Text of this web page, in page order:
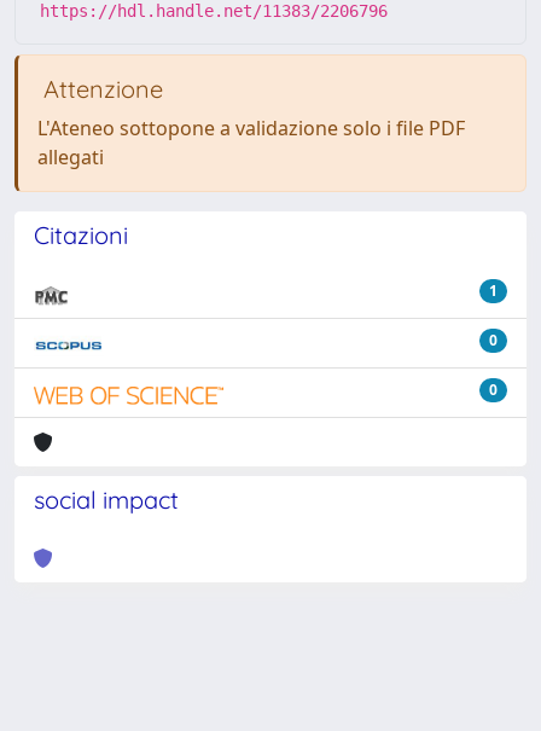
https://hdl.handle.net/11383/2206796
Attenzione
L'Ateneo sottopone a validazione solo i file PDF
allegati
Citazioni
1
0
0
social impact